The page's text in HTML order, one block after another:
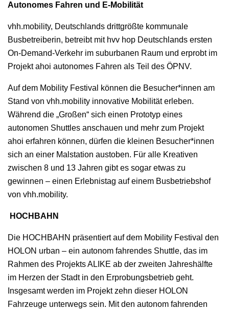
Autonomes Fahren und E-Mobilität
vhh.mobility, Deutschlands drittgrößte kommunale
Busbetreiberin, betreibt mit hvv hop Deutschlands ersten
On-Demand-Verkehr im suburbanen Raum und erprobt im
Projekt ahoi autonomes Fahren als Teil des ÖPNV.
Auf dem Mobility Festival können die Besucher*innen am
Stand von vhh.mobility innovative Mobilität erleben.
Während die „Großen“ sich einen Prototyp eines
autonomen Shuttles anschauen und mehr zum Projekt
ahoi erfahren können, dürfen die kleinen Besucher*innen
sich an einer Malstation austoben. Für alle Kreativen
zwischen 8 und 13 Jahren gibt es sogar etwas zu
gewinnen – einen Erlebnistag auf einem Busbetriebshof
von vhh.mobility.
HOCHBAHN
Die HOCHBAHN präsentiert auf dem Mobility Festival den
HOLON urban – ein autonom fahrendes Shuttle, das im
Rahmen des Projekts ALIKE ab der zweiten Jahreshälfte
im Herzen der Stadt in den Erprobungsbetrieb geht.
Insgesamt werden im Projekt zehn dieser HOLON
Fahrzeuge unterwegs sein. Mit den autonom fahrenden